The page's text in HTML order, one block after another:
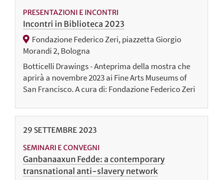
PRESENTAZIONI E INCONTRI
Incontri in Biblioteca 2023
Fondazione Federico Zeri, piazzetta Giorgio
Morandi 2, Bologna
Botticelli Drawings - Anteprima della mostra che
aprirà a novembre 2023 ai Fine Arts Museums of
San Francisco. A cura di: Fondazione Federico Zeri
29 SETTEMBRE 2023
SEMINARI E CONVEGNI
Ganbanaaxun Fedde: a contemporary
transnational anti-slavery network